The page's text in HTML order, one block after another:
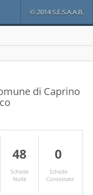
© 2014 S.E.S.A.A.B.
di Caprino
48
Schede
Nulle
0
Schede
Contestate